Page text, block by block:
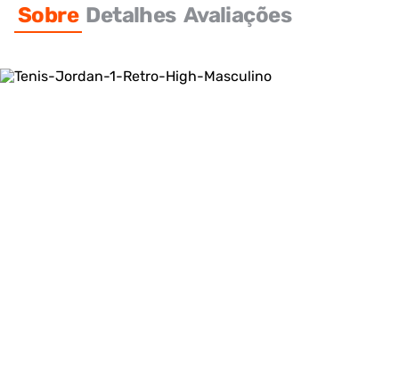
Sobre Detalhes Avaliações